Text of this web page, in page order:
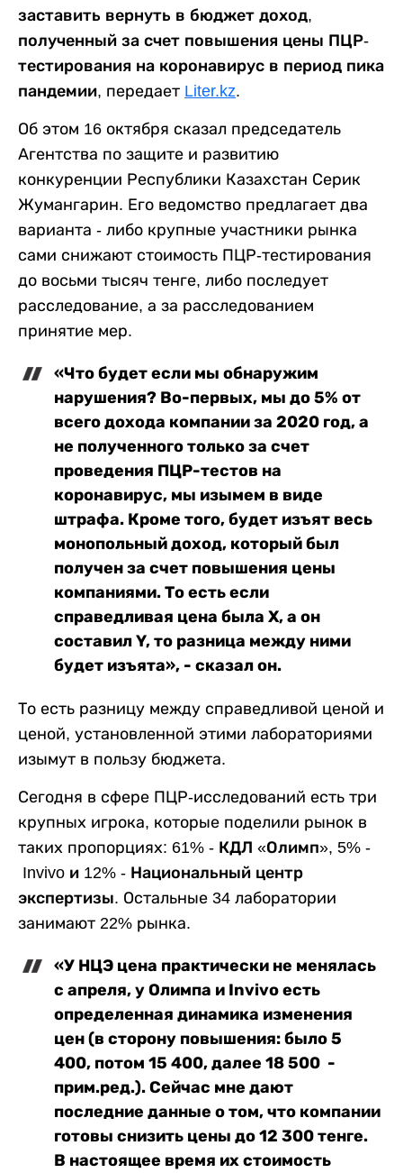
заставить вернуть в бюджет доход,
полученный за счет повышения цены ПЦР-
тестирования на коронавирус в период пика
пандемии, передает Liter.kz.
Об этом 16 октября сказал председатель
Агентства по защите и развитию
конкуренции Республики Казахстан Серик
Жумангарин. Его ведомство предлагает два
варианта - либо крупные участники рынка
сами снижают стоимость ПЦР-тестирования
до восьми тысяч тенге, либо последует
расследование, а за расследованием
принятие мер.
«Что будет если мы обнаружим
нарушения? Во-первых, мы до 5% от
всего дохода компании за 2020 год, а
не полученного только за счет
проведения ПЦР-тестов на
коронавирус, мы изымем в виде
штрафа. Кроме того, будет изъят весь
монопольный доход, который был
получен за счет повышения цены
компаниями. То есть если
справедливая цена была Х, а он
составил Y, то разница между ними
будет изъята», - сказал он.
То есть разницу между справедливой ценой и
ценой, установленной этими лабораториями
изымут в пользу бюджета.
Сегодня в сфере ПЦР-исследований есть три
крупных игрока, которые поделили рынок в
таких пропорциях: 61% - КДЛ «Олимп», 5% -
Invivo и 12% - Национальный центр
экспертизы. Остальные 34 лаборатории
занимают 22% рынка.
«У НЦЭ цена практически не менялась
с апреля, у Олимпа и Invivo есть
определенная динамика изменения
цен (в сторону повышения: было 5
400, потом 15 400, далее 18 500 -
прим.ред.). Сейчас мне дают
последние данные о том, что компании
готовы снизить цены до 12 300 тенге.
В настоящее время их стоимость